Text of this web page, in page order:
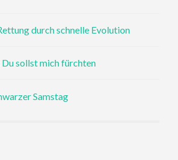
durch schnelle Evolution
Du sollst mich fürchten
Samstag